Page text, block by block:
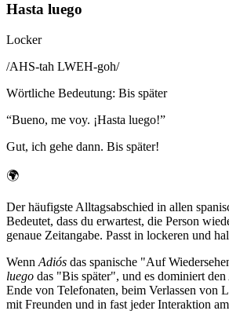
Hasta luego
Locker
/AHS-tah LWEH-goh/
Wörtliche Bedeutung: Bis später
“Bueno, me voy. ¡Hasta luego!”
Gut, ich gehe dann. Bis später!
🌍
Der häufigste Alltagsabschied in allen
Bedeutet, dass du erwartest, die Person
genaue Zeitangabe. Passt in lockeren und
Wenn Adiós das spanische "Auf
luego das "Bis später", und es dominiert
Ende von Telefonaten, beim Verlassen von
mit Freunden und in fast jeder Interaktion